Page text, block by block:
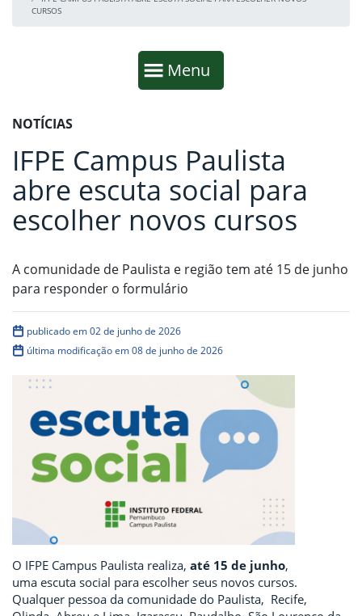
CURSOS
Mostrar
Menu
Fim da navegação
Início do conteúdo
NOTÍCIAS
IFPE Campus Paulista
abre escuta social para
escolher novos cursos
A comunidade de Paulista e região tem até 15 de junho
para responder o formulário
publicado em 02 de junho de 2026
última modificação em 08 de junho de 2026
O IFPE Campus Paulista realiza, até 15 de junho,
uma escuta social para escolher seus novos cursos.
Qualquer pessoa da comunidade do Paulista, Recife,